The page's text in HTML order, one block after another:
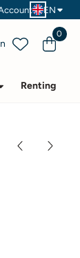
EN
0
Renting